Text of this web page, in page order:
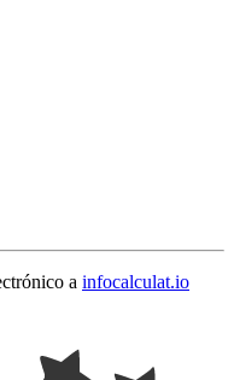
a infocalculat.io